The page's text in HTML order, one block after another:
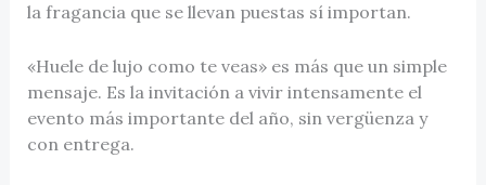
la fragancia que se llevan puestas sí importan.
«Huele de lujo como te veas» es más que un simple
mensaje. Es la invitación a vivir intensamente el
evento más importante del año, sin vergüenza y
con entrega.